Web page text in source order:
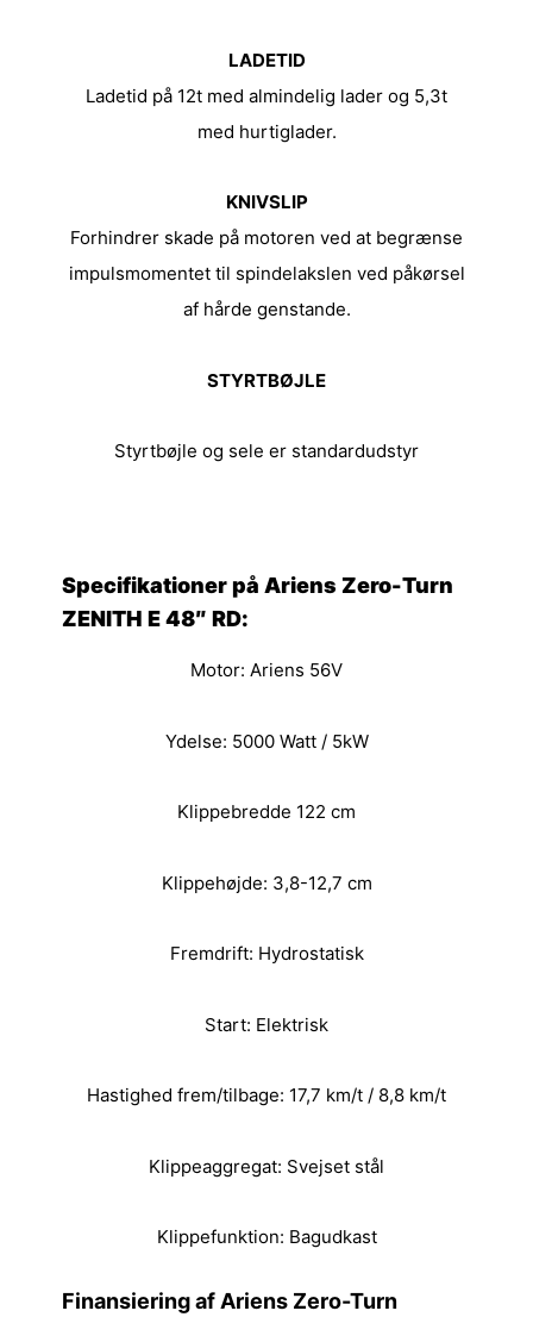
LADETID
Ladetid på 12t med almindelig lader og 5,3t
med hurtiglader.
KNIVSLIP
Forhindrer skade på motoren ved at begrænse
impulsmomentet til spindelakslen ved påkørsel
af hårde genstande.
STYRTBØJLE
Styrtbøjle og sele er standardudstyr
Specifikationer på Ariens Zero-Turn
ZENITH E 48″ RD:
Motor: Ariens 56V
Ydelse: 5000 Watt / 5kW
Klippebredde 122 cm
Klippehøjde: 3,8-12,7 cm
Fremdrift: Hydrostatisk
Start: Elektrisk
Hastighed frem/tilbage: 17,7 km/t / 8,8 km/t
Klippeaggregat: Svejset stål
Klippefunktion: Bagudkast
Finansiering af Ariens Zero-Turn